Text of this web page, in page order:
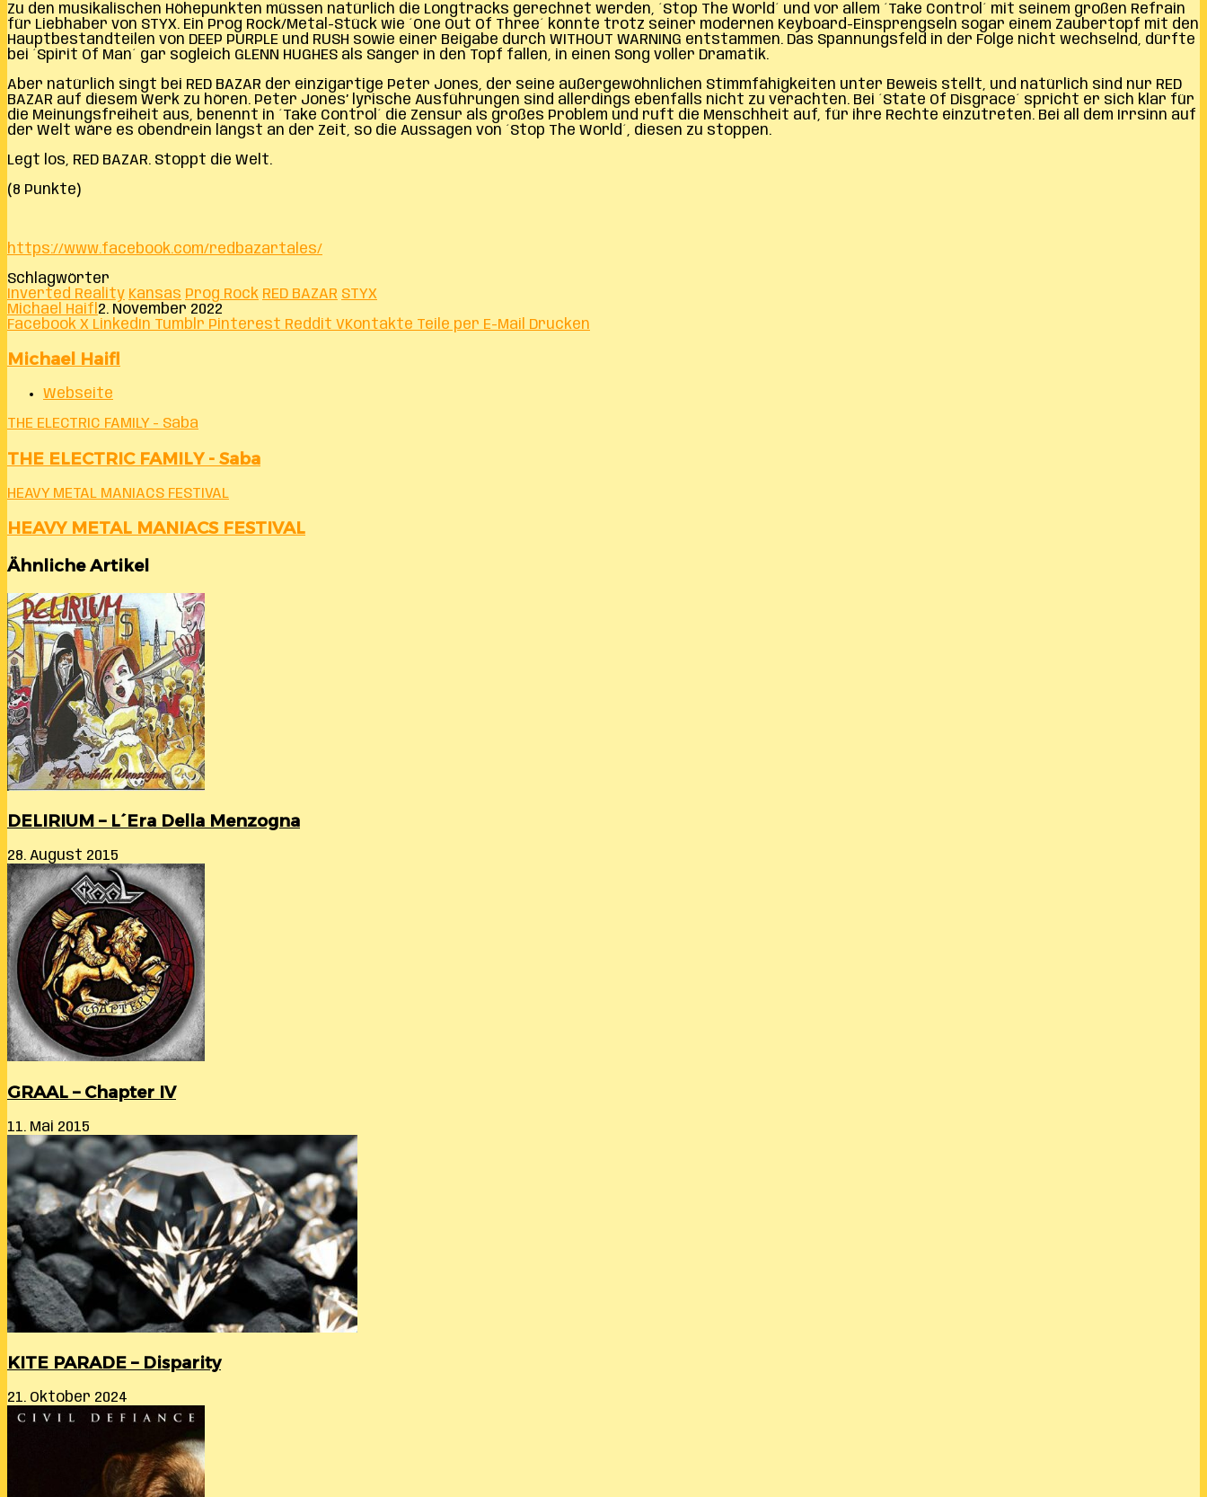
Zu den musikalischen Höhepunkten müssen natürlich die Longtracks gerechnet werden, ´Stop The World´ und vor allem ´Take Control´ mit seinem großen Refrain
für Liebhaber von STYX. Ein Prog Rock/Metal-Stück wie ´One Out Of Three´ könnte trotz seiner modernen Keyboard-Einsprengseln sogar einem Zaubertopf mit den
Hauptbestandteilen von DEEP PURPLE und RUSH sowie einer Beigabe durch WITHOUT WARNING entstammen. Das Spannungsfeld in der Folge nicht wechselnd, dürfte
bei ´Spirit Of Man´ gar sogleich GLENN HUGHES als Sänger in den Topf fallen, in einen Song voller Dramatik.
Aber natürlich singt bei RED BAZAR der einzigartige Peter Jones, der seine außergewöhnlichen Stimmfähigkeiten unter Beweis stellt, und natürlich sind nur RED
BAZAR auf diesem Werk zu hören. Peter Jones’ lyrische Ausführungen sind allerdings ebenfalls nicht zu verachten. Bei ´State Of Disgrace´ spricht er sich klar für
die Meinungsfreiheit aus, benennt in ´Take Control´ die Zensur als großes Problem und ruft die Menschheit auf, für ihre Rechte einzutreten. Bei all dem Irrsinn auf
der Welt wäre es obendrein längst an der Zeit, so die Aussagen von ´Stop The World´, diesen zu stoppen.
Legt los, RED BAZAR. Stoppt die Welt.
(8 Punkte)
https://www.facebook.com/redbazartales/
Schlagwörter
Inverted Reality Kansas Prog Rock RED BAZAR STYX
Michael Haifl 2. November 2022
Facebook X LinkedIn Tumblr Pinterest Reddit VKontakte Teile per E-Mail Drucken
Michael Haifl
Webseite
THE ELECTRIC FAMILY - Saba
THE ELECTRIC FAMILY - Saba
HEAVY METAL MANIACS FESTIVAL
HEAVY METAL MANIACS FESTIVAL
Ähnliche Artikel
DELIRIUM – L´Era Della Menzogna
28. August 2015
GRAAL – Chapter IV
11. Mai 2015
KITE PARADE – Disparity
21. Oktober 2024